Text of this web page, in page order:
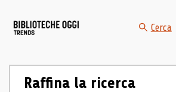
Cerca
Raffina la ricerca